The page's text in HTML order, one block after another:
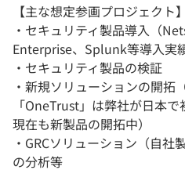
【主な想定参画プロジェクト】
・セキュリティ製品導入（
Enterprise、Splunk等導入実
・セキュリティ製品の検証
・新規ソリューションの開拓
「OneTrust」は弊社が日本
現在も新製品の開拓中）
・GRCソリューション（自
の分析等